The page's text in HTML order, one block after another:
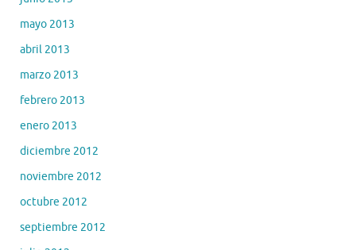
mayo 2013
abril 2013
marzo 2013
febrero 2013
enero 2013
diciembre 2012
noviembre 2012
octubre 2012
septiembre 2012